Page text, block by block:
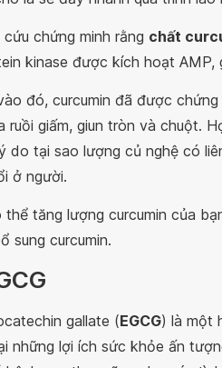
cứu chứng minh rằng chất
kinase được kích hoạt
đó, curcumin đã được
ruồi giấm, giun tròn và chuột.
do tại sao lượng củ nghệ có
ở người.
thể tăng lượng curcumin của
sung curcumin.
gallate (EGCG) là một
những lợi ích sức khỏe ấn